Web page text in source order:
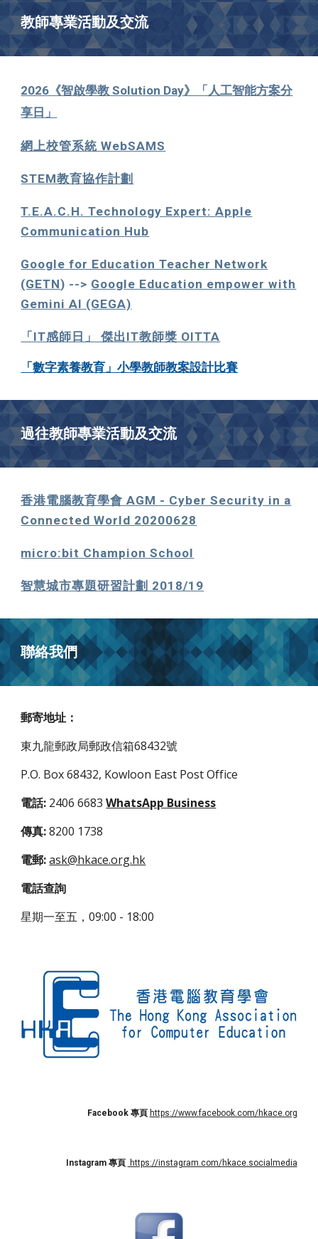
教師專業活動及交流
2026《智啟學教 Solution Day》「人工智能方案分
享日」
網上校管系統 WebSAMS
STEM教育協作計劃
T.E.A.C.H. Technology Expert: Apple
Communication Hub
Google for Education Teacher Network
(GETN) --> Google Education empower with
Gemini AI (GEGA)
「IT感師日」 傑出IT教師獎 OITTA
「數字素養教育」小學教師教案設計比賽
過往教師專業活動及交流
香港電腦教育學會 AGM - Cyber Security in a
Connected World 20200628
micro:bit Champion School
智慧城市專題研習計劃 2018/19
聯絡我們
郵寄地址：
東九龍郵政局郵政信箱68432號
P.O. Box 68432, Kowloon East Post Office
電話: 2406 6683WhatsApp Business
傳真:8200 1738
電郵:ask@hkace.org.hk
電話查詢
星期一至五，09:00 - 18:00
Facebook 專頁 https://www.facebook.com/hkace.org
Instagram專頁 https://instagram.com/hkace.socialmedia